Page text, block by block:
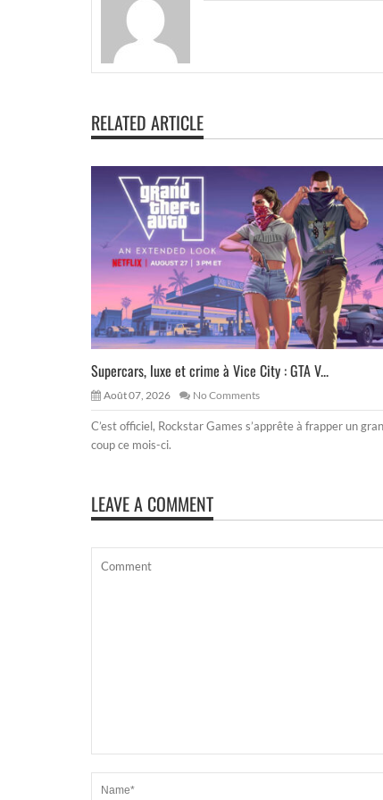
RELATED ARTICLE
Supercars, luxe et crime à Vice City : GTA V...
Août 07, 2026 No Comments
C’est officiel, Rockstar Games s’apprête à frapper un
coup ce mois-ci.
LEAVE A COMMENT